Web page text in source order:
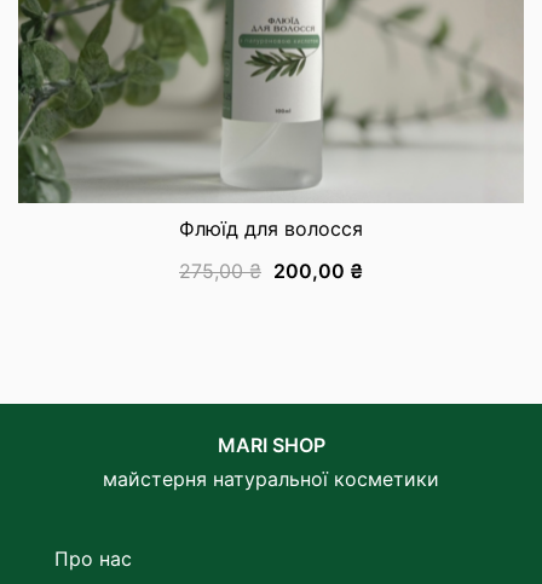
Флюїд для волосся
275,00₴ 200,00 ₴
MARI SHOP
майстерня натуральної косметики
Про нас